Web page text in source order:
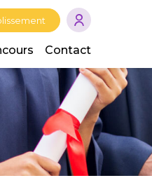
Contact